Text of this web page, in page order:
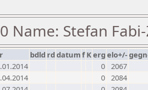
Name: Stefan
bdld rd datumf Kerg elo+/-
0 2067
0 2084